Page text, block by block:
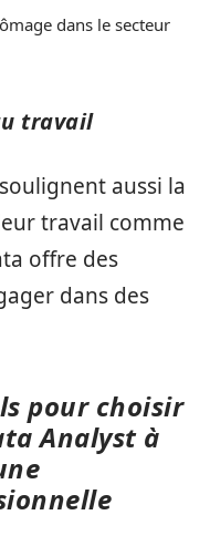
dans le secteur
travail
aussi la
travail comme
offre des
dans des
pour choisir
Analyst à